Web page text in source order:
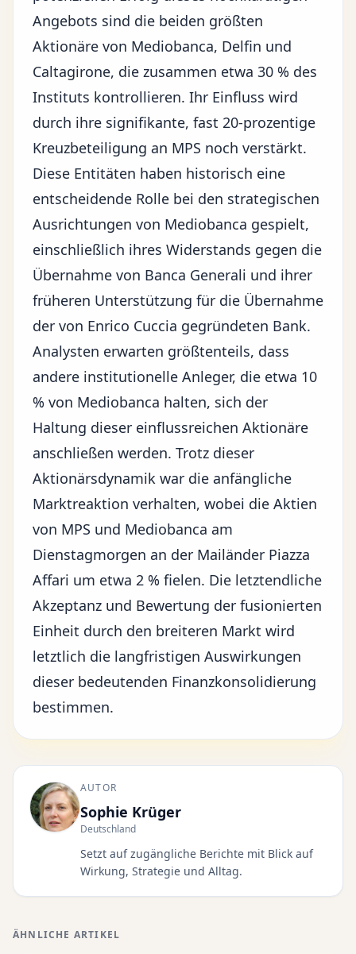
Angebots sind die beiden größten
Aktionäre von Mediobanca, Delfin und
Caltagirone, die zusammen etwa 30 % des
Instituts kontrollieren. Ihr Einfluss wird
durch ihre signifikante, fast 20-prozentige
Kreuzbeteiligung an MPS noch verstärkt.
Diese Entitäten haben historisch eine
entscheidende Rolle bei den strategischen
Ausrichtungen von Mediobanca gespielt,
einschließlich ihres Widerstands gegen die
Übernahme von Banca Generali und ihrer
früheren Unterstützung für die Übernahme
der von Enrico Cuccia gegründeten Bank.
Analysten erwarten größtenteils, dass
andere institutionelle Anleger, die etwa 10
% von Mediobanca halten, sich der
Haltung dieser einflussreichen Aktionäre
anschließen werden. Trotz dieser
Aktionärsdynamik war die anfängliche
Marktreaktion verhalten, wobei die Aktien
von MPS und Mediobanca am
Dienstagmorgen an der Mailänder Piazza
Affari um etwa 2 % fielen. Die letztendliche
Akzeptanz und Bewertung der fusionierten
Einheit durch den breiteren Markt wird
letztlich die langfristigen Auswirkungen
dieser bedeutenden Finanzkonsolidierung
bestimmen.
AUTOR
Sophie Krüger
Deutschland
Setzt auf zugängliche Berichte mit Blick auf
Wirkung, Strategie und Alltag.
ÄHNLICHE ARTIKEL